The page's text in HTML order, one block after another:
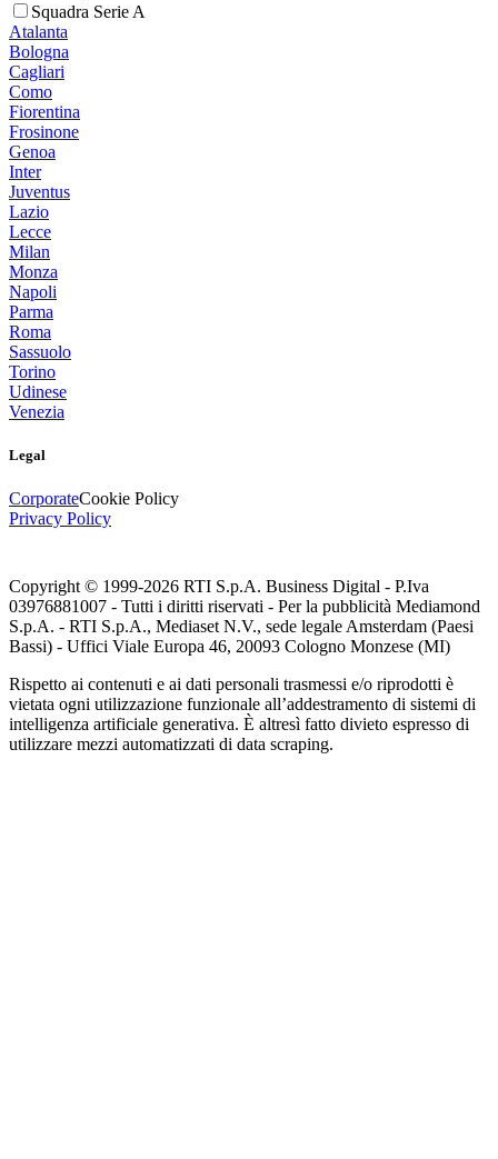
Squadra Serie A
Atalanta
Bologna
Cagliari
Como
Fiorentina
Frosinone
Genoa
Inter
Juventus
Lazio
Lecce
Milan
Monza
Napoli
Parma
Roma
Sassuolo
Torino
Udinese
Venezia
Legal
CorporateCookie Policy
Privacy Policy
Copyright © 1999-2026 RTI S.p.A. Business Digital - P.Iva
03976881007 - Tutti i diritti riservati - Per la pubblicità Mediamond
S.p.A. - RTI S.p.A., Mediaset N.V., sede legale Amsterdam (Paesi
Bassi) - Uffici Viale Europa 46, 20093 Cologno Monzese (MI)
Rispetto ai contenuti e ai dati personali trasmessi e/o riprodotti è
vietata ogni utilizzazione funzionale all’addestramento di sistemi di
intelligenza artificiale generativa. È altresì fatto divieto espresso di
utilizzare mezzi automatizzati di data scraping.